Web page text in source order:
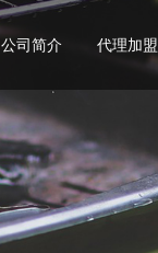
公司简介 代理加盟